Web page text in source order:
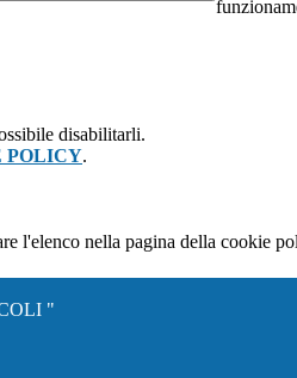
disabilitarli.
POLICY.
l'elenco nella pagina della cookie
"